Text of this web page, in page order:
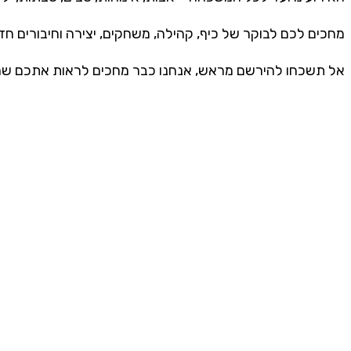
מחכים לכם לבוקר של כיף, קהילה, משחקים, יצירה וחיבורים
אל תשכחו להירשם מראש, אנחנו כבר מחכים לראות אתכם